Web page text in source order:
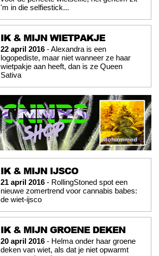
'm in die selfiestick...
IK & MIJN WIETPAKJE
22 april 2016 - Alexandra is een
logopediste, maar niet wanneer ze haar
wietpakje aan heeft, dan is ze Queen
Sativa
IK & MIJN IJSCO
21 april 2016 - RollingStoned spot een
nieuwe zomertrend voor cannabis babes:
de wiet-ijsco
IK & MIJN GROENE DEKEN
20 april 2016 - Helma onder haar groene
deken van wiet, als dat je niet opwarmt